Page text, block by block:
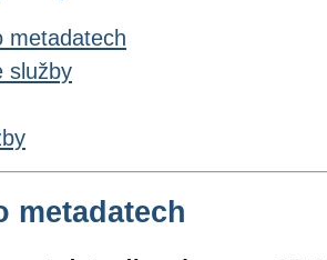
metadatech
služby
metadatech